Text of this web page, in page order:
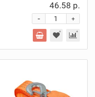
46.58 р.
+
-